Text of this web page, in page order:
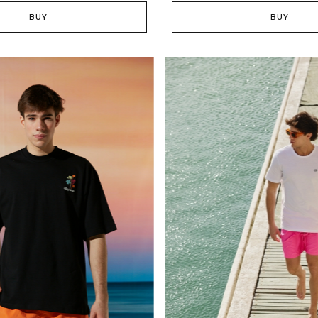
BUY BUY